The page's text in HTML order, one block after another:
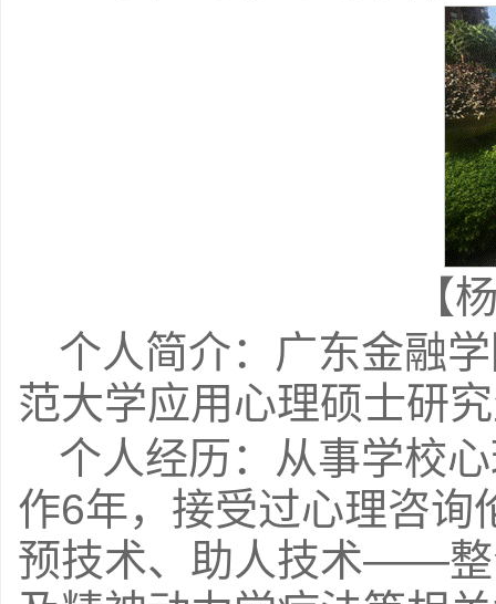
【
个人简介：广东金融
范大学应用心理硕士研
个人经历：从事学校
作6年，接受过心理咨询
预技术、助人技术——整